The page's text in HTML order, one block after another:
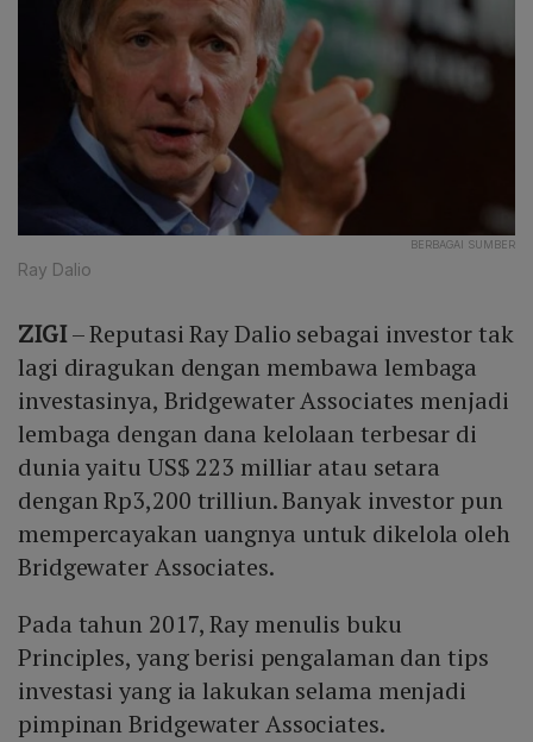
BERBAGAI SUMBER
Ray Dalio
ZIGI– Reputasi Ray Dalio sebagai investor tak
lagi diragukan dengan membawa lembaga
investasinya, Bridgewater Associates menjadi
lembaga dengan dana kelolaan terbesar di
dunia yaitu US$ 223 milliar atau setara
dengan Rp3,200 trilliun. Banyak investor pun
mempercayakan uangnya untuk dikelola oleh
Bridgewater Associates.
Pada tahun 2017, Ray menulis buku
Principles, yang berisi pengalaman dan tips
investasi yang ia lakukan selama menjadi
pimpinan Bridgewater Associates.